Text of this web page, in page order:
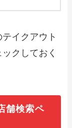
クアウト全メ
イクアウト全
約・注文方法
ぇのテイクア
りの予約・注
イクアウト
クしておく
舗検索ペ